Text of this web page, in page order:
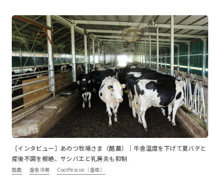
［インタビュー］あのつ牧場さま（酪農）｜牛舎温度を下げて夏バテと
産後不調を根絶、サシバエと乳房炎も抑制
酪農 畜舎冷房 CoolPescon（畜産）